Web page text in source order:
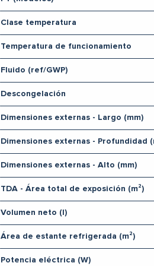
Clase temperatura
Temperatura de funcionamiento
Fluido (ref/GWP)
Descongelación
Dimensiones externas - Largo (mm)
Dimensiones externas - Profundidad
Dimensiones externas - Alto (mm)
TDA - Área total de exposición (m²)
Volumen neto (l)
Área de estante refrigerada (m²)
Potencia eléctrica (W)